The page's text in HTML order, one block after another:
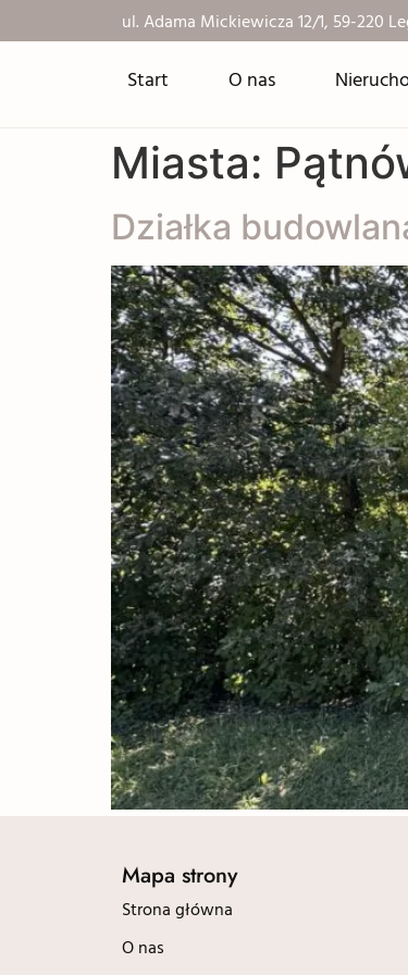
ul. Adama Mickiewicza 12/1, 59-220
Start O nas
Miasta:
Działka
Mapa strony
Strona główna
O nas